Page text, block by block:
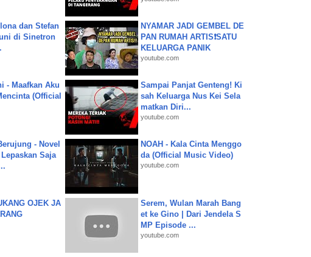
dan Stefan
di Sinetron
NYAMAR JADI GEMBEL DE
PAN RUMAH ARTIS❗SATU
KELUARGA PANIK
youtube.com
- Maafkan Aku
(Official
Sampai Panjat Genteng! Ki
sah Keluarga Nus Kei Sela
matkan Diri...
youtube.com
- Novel
Saja
NOAH - Kala Cinta Menggo
da (Official Music Video)
youtube.com
OJEK JA
Serem, Wulan Marah Bang
et ke Gino | Dari Jendela S
MP Episode ...
youtube.com